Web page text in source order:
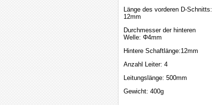
Länge des vorderen D-Schnitts:
12mm
Durchmesser der hinteren
Welle: Φ4mm
Hintere Schaftlänge:12mm
Anzahl Leiter: 4
Leitungslänge: 500mm
Gewicht: 400g